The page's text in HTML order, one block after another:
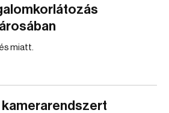
miatt.
kamerarendszert